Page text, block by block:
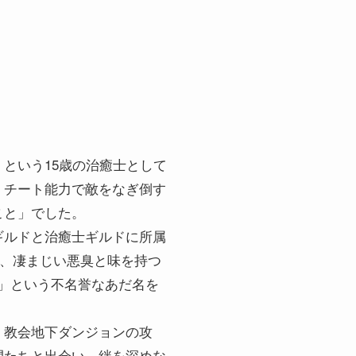
いう15歳の治癒士として
ート能力で敵をなぎ倒す
」でした。
ドと治癒士ギルドに所属
凄まじい悪臭と味を持つ
という不名誉なあだ名を
会地下ダンジョンの攻